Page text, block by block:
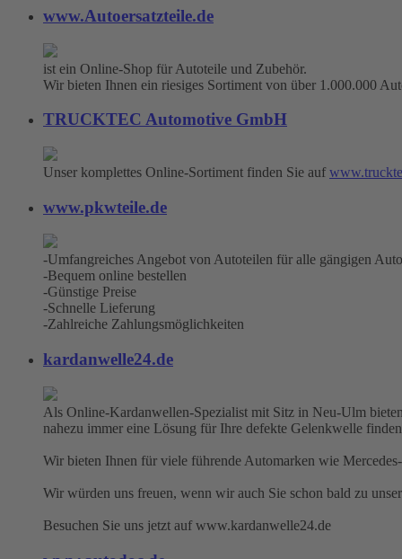
www.Autoersatzteile.de
ist ein Online-Shop für Autoteile und Zubehör.
Wir bieten Ihnen ein riesiges Sortiment von über 1.000.000
TRUCKTEC Automotive GmbH
Unser komplettes Online-Sortiment finden Sie auf
www.pkwteile.de
-Umfangreiches Angebot von Autoteilen für alle gängigen
-Bequem online bestellen
-Günstige Preise
-Schnelle Lieferung
-Zahlreiche Zahlungsmöglichkeiten
kardanwelle24.de
Als Online-Kardanwellen-Spezialist mit Sitz in Neu-Ulm
nahezu immer eine Lösung für Ihre defekte Gelenkwelle
Wir bieten Ihnen für viele führende Automarken wie
Wir würden uns freuen, wenn wir auch Sie schon bald zu
Besuchen Sie uns jetzt auf www.kardanwelle24.de